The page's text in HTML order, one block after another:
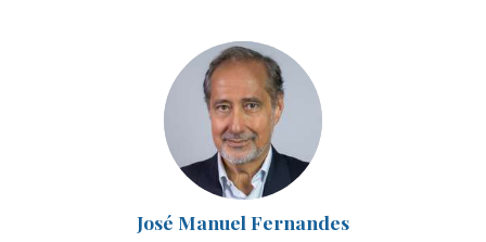
José Manuel Fernandes